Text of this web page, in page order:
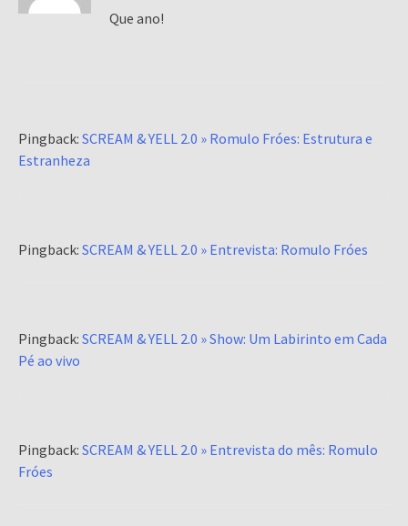
Que ano!
Pingback: SCREAM & YELL 2.0 » Romulo Fróes: Estrutura e
Estranheza
Pingback: SCREAM & YELL 2.0 » Entrevista: Romulo Fróes
Pingback: SCREAM & YELL 2.0 » Show: Um Labirinto em Cada
Pé ao vivo
Pingback: SCREAM & YELL 2.0 » Entrevista do mês: Romulo
Fróes